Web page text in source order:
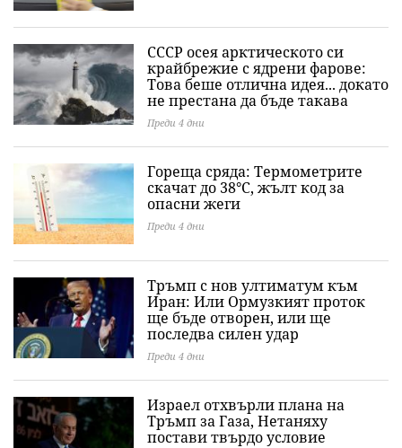
СССР осея арктическото си
крайбрежие с ядрени фарове:
Това беше отлична идея... докато
не престана да бъде такава
Преди 4 дни
Гореща сряда: Термометрите
скачат до 38°C, жълт код за
опасни жеги
Преди 4 дни
Тръмп с нов ултиматум към
Иран: Или Ормузкият проток
ще бъде отворен, или ще
последва силен удар
Преди 4 дни
Израел отхвърли плана на
Тръмп за Газа, Нетаняху
постави твърдо условие